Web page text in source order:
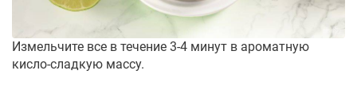
Измельчите все в течение 3-4 минут в ароматную
кисло-сладкую массу.